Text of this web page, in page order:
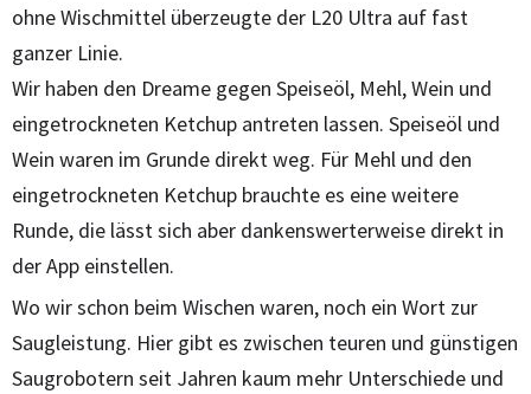
ohne Wischmittel überzeugte der L20 Ultra auf fast
ganzer Linie.
Wir haben den Dreame gegen Speiseöl, Mehl, Wein und
eingetrockneten Ketchup antreten lassen. Speiseöl und
Wein waren im Grunde direkt weg. Für Mehl und den
eingetrockneten Ketchup brauchte es eine weitere
Runde, die lässt sich aber dankenswerterweise direkt in
der App einstellen.
Wo wir schon beim Wischen waren, noch ein Wort zur
Saugleistung. Hier gibt es zwischen teuren und günstigen
Saugrobotern seit Jahren kaum mehr Unterschiede und